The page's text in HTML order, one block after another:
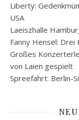
Liberty:
USA
Laeiszhalle
Fanny Hensel:
Großes
von Laien gespielt
Spreefahrt: Berlin-